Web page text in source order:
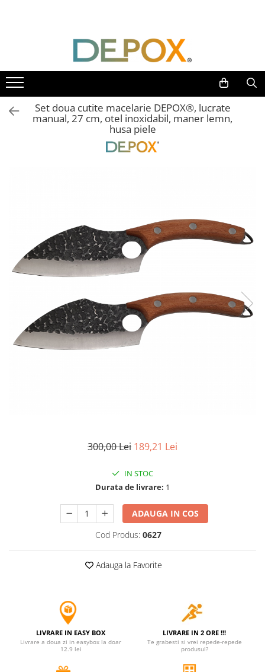
Toate Produsele
SPORT & TIMP LIBER
AUTOAPARARE
Pumnaluri si boxuri
Bastoane telescopice si nunceaguri
Briceaguri fluture & antrenament
Sabii & Macete
Accesorii tactice si sport
Topor camping
Seturi de cutite & accesorii
vanatoare si tactice
Costume si seturi pentru copii
Accesorii costume copii
Plusuri roblox, rainbow friend
Instrumente muzicale de jucarie
Gaming, Carti & Birotica
Costume Halloween copii
Costume spiderman
Set doua cutite macelarie DEPOX®, lucrate
manual, 27 cm, otel inoxidabil, maner lemn,
husa piele
300,00 Lei 189,21 Lei
IN STOC
Durata de livrare: 1
ADAUGA IN COS
Cod Produs: 0627
Adauga la Favorite
LIVRARE IN EASY BOX
Livrare a doua zi in easybox la doar
12.9 lei
LIVRARE IN 2 ORE !!!
Te grabesti si vrei repede-repede
produsul?